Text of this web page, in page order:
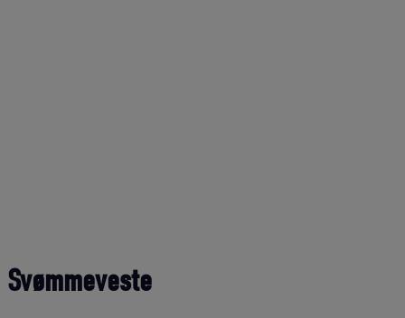
Svømmeveste